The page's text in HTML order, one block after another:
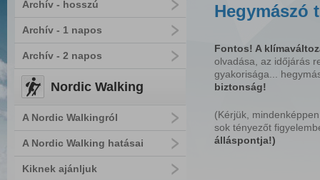
Archív - hosszú
Archív - 1 napos
Archív - 2 napos
Nordic Walking
A Nordic Walkingról
A Nordic Walking hatásai
Kiknek ajánljuk
Hegymászó
Fontos! A
olvadása, az időjárás
gyakorisága...
biztonság!
(Kérjük,
sok tényezőt
álláspontja!)